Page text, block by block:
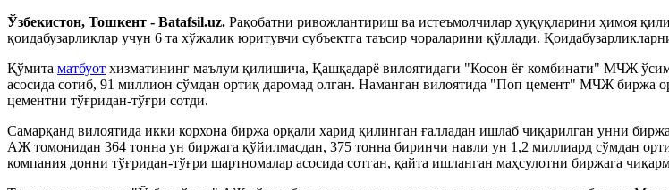
Ўзбекистон, Тошкент - Batafsil.uz. Рақобатни ривожлантириш ва истеъмолчилар ҳуқуқларини ҳимоя
қоидабузарликлар учун 6 та хўжалик юритувчи субъектга таъсир чораларини қўллади.
Қўмита матбуот хизматининг маълум қилишича, Қашқадарё вилоятидаги "Косон ёғ комбинати" МЧЖ
асосида сотиб, 91 миллион сўмдан ортиқ даромад олган. Наманган вилоятида "Поп цемент" МЧЖ биржа
цементни тўғридан-тўғри сотди.
Самарқанд вилоятида икки корхона биржа орқали харид қилинган ғалладан ишлаб чиқарилган унни
АЖ томонидан 364 тонна ун биржага қўйилмасдан, 375 тонна биринчи навли ун 1,2 миллиард сўмдан
компания донни тўғридан-тўғри шартномалар асосида сотган, қайта ишланган маҳсулотни биржага